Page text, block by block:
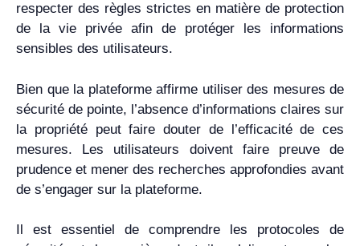
respecter des règles strictes en matière de protection
de la vie privée afin de protéger les informations
sensibles des utilisateurs.
Bien que la plateforme affirme utiliser des mesures de
sécurité de pointe, l’absence d’informations claires sur
la propriété peut faire douter de l’efficacité de ces
mesures. Les utilisateurs doivent faire preuve de
prudence et mener des recherches approfondies avant
de s’engager sur la plateforme.
Il est essentiel de comprendre les protocoles de